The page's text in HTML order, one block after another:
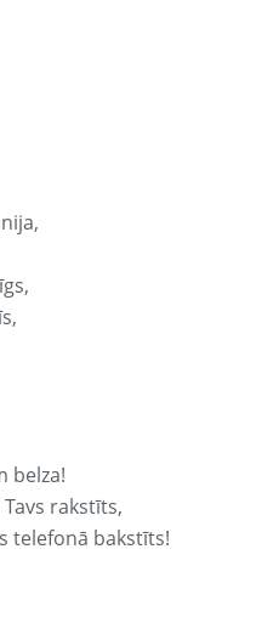
belza!
rakstīts,
telefonā bakstīts!